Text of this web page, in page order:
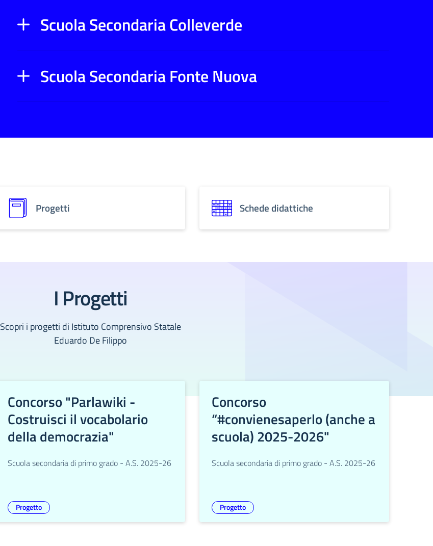
Scuola Secondaria Colleverde
Scuola Secondaria Fonte Nuova
Progetti Schede didattiche
I Progetti
Scopri i progetti di Istituto Comprensivo Statale
Eduardo De Filippo
Concorso "Parlawiki -
Costruisci il vocabolario
della democrazia"
Scuola secondaria di primo grado - A.S. 2025-26
Progetto
Concorso
“#convienesaperlo (anche a
scuola) 2025-2026"
Scuola secondaria di primo grado - A.S. 2025-26
Progetto